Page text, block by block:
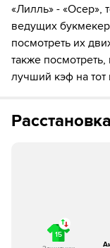
Осер
противника
20´ Осер
противника
Осер
Г О О О О О
отличился.
«Лилль» - «Осер»,
ведущих
посмотреть их
также
лучший кэф на
15